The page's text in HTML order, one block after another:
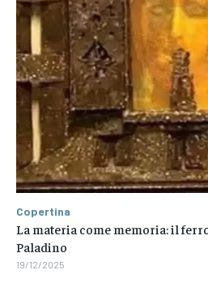
Copertina
La materia come memoria: il
Paladino
19/12/2025